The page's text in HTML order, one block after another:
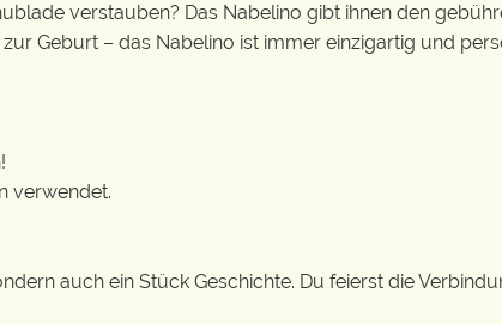
verstauben? Das Nabelino gibt ihnen den
Geburt – das Nabelino ist immer einzigartig und
verwendet.
auch ein Stück Geschichte. Du feierst die